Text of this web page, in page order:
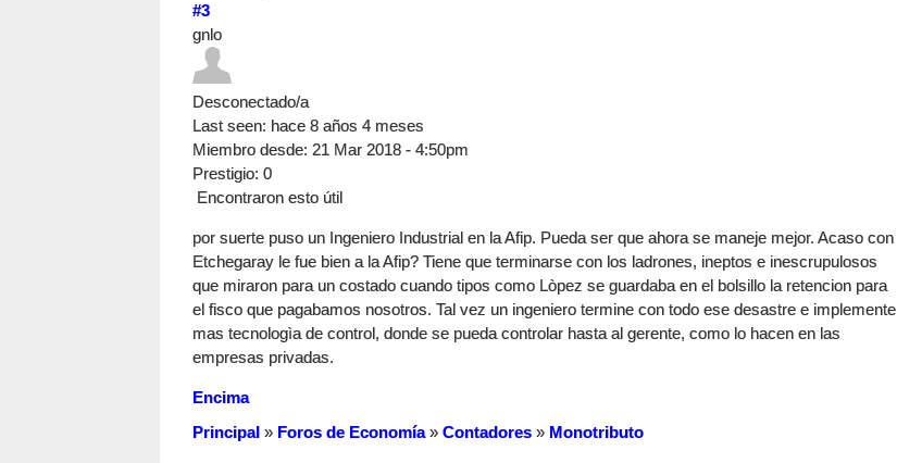
#3
gnlo
Desconectado/a
Last seen: hace 8 años 4 meses
Miembro desde: 21 Mar 2018 - 4:50pm
Prestigio: 0
Encontraron esto útil
por suerte puso un Ingeniero Industrial en la Afip. Pueda ser que ahora se maneje mejor. Acaso con
Etchegaray le fue bien a la Afip? Tiene que terminarse con los ladrones, ineptos e inescrupulosos
que miraron para un costado cuando tipos como Lòpez se guardaba en el bolsillo la retencion para
el fisco que pagabamos nosotros. Tal vez un ingeniero termine con todo ese desastre e implemente
mas tecnologìa de control, donde se pueda controlar hasta al gerente, como lo hacen en las
empresas privadas.
Encima
Principal » Foros de Economía» Contadores » Monotributo